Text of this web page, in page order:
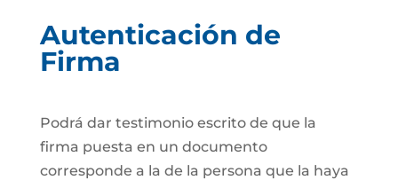
Autenticación de
Firma
Podrá dar testimonio escrito de que la
firma puesta en un documento
corresponde a la de la persona que la haya